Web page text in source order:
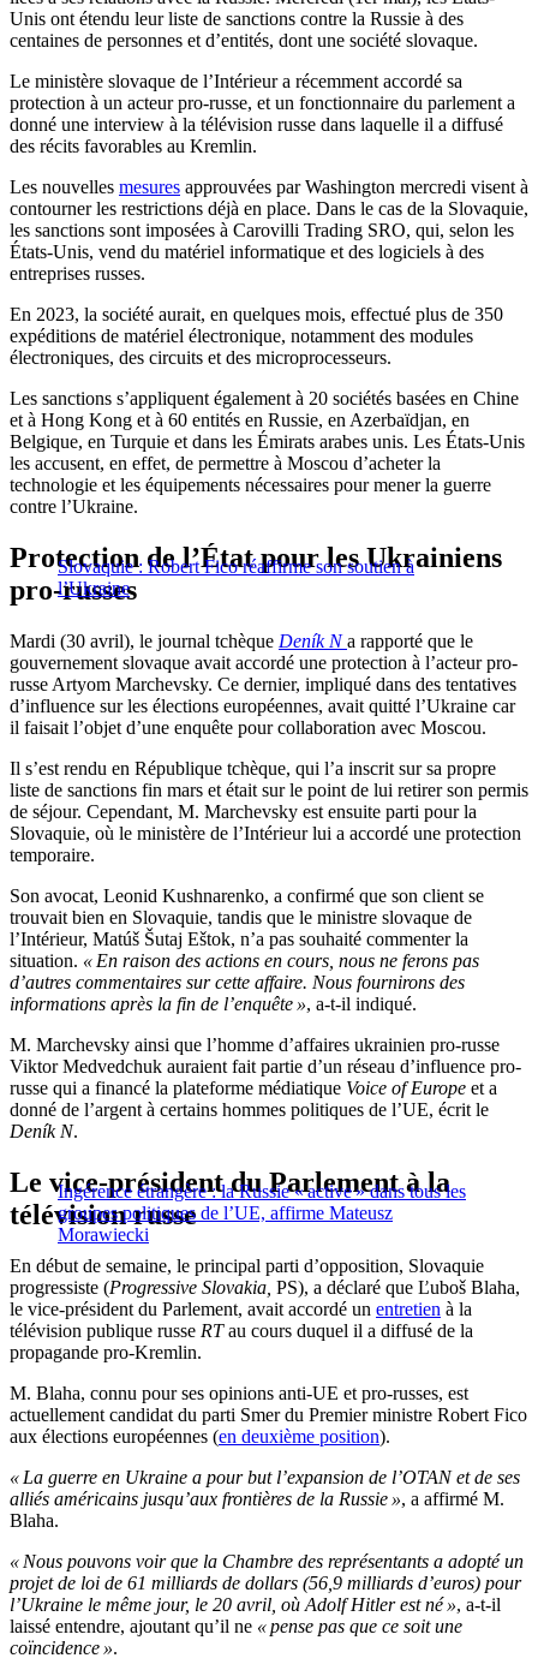
Unis ont étendu leur liste de sanctions contre la Russie à des
centaines de personnes et d’entités, dont une société slovaque.
Le ministère slovaque de l’Intérieur a récemment accordé sa
protection à un acteur pro-russe, et un fonctionnaire du parlement a
donné une interview à la télévision russe dans laquelle il a diffusé
des récits favorables au Kremlin.
Les nouvelles mesures approuvées par Washington mercredi visent à
contourner les restrictions déjà en place. Dans le cas de la Slovaquie,
les sanctions sont imposées à Carovilli Trading SRO, qui, selon les
États-Unis, vend du matériel informatique et des logiciels à des
entreprises russes.
En 2023, la société aurait, en quelques mois, effectué plus de 350
expéditions de matériel électronique, notamment des modules
électroniques, des circuits et des microprocesseurs.
Les sanctions s’appliquent également à 20 sociétés basées en Chine
et à Hong Kong et à 60 entités en Russie, en Azerbaïdjan, en
Belgique, en Turquie et dans les Émirats arabes unis. Les États-Unis
les accusent, en effet, de permettre à Moscou d’acheter la
technologie et les équipements nécessaires pour mener la guerre
contre l’Ukraine.
Slovaquie : Robert Fico réaffirme son soutien à
l’Ukraine
Protection de l’État pour les Ukrainiens
pro-russes
Mardi (30 avril), le journal tchèque Deník N a rapporté que le
gouvernement slovaque avait accordé une protection à l’acteur pro-
russe Artyom Marchevsky. Ce dernier, impliqué dans des tentatives
d’influence sur les élections européennes, avait quitté l’Ukraine car
il faisait l’objet d’une enquête pour collaboration avec Moscou.
Il s’est rendu en République tchèque, qui l’a inscrit sur sa propre
liste de sanctions fin mars et était sur le point de lui retirer son permis
de séjour. Cependant, M. Marchevsky est ensuite parti pour la
Slovaquie, où le ministère de l’Intérieur lui a accordé une protection
temporaire.
Son avocat, Leonid Kushnarenko, a confirmé que son client se
trouvait bien en Slovaquie, tandis que le ministre slovaque de
l’Intérieur, Matúš Šutaj Eštok, n’a pas souhaité commenter la
situation. « En raison des actions en cours, nous ne ferons pas
d’autres commentaires sur cette affaire. Nous fournirons des
informations après la fin de l’enquête », a-t-il indiqué.
M. Marchevsky ainsi que l’homme d’affaires ukrainien pro-russe
Viktor Medvedchuk auraient fait partie d’un réseau d’influence pro-
russe qui a financé la plateforme médiatique Voice of Europe et a
donné de l’argent à certains hommes politiques de l’UE, écrit le
Deník N.
Ingérence étrangère : la Russie « active » dans tous les
groupes politiques de l’UE, affirme Mateusz
Morawiecki
Le vice-président du Parlement à la
télévision russe
En début de semaine, le principal parti d’opposition, Slovaquie
progressiste (Progressive Slovakia, PS), a déclaré que Ľuboš Blaha,
le vice-président du Parlement, avait accordé un entretien à la
télévision publique russe RTau cours duquel il a diffusé de la
propagande pro-Kremlin.
M. Blaha, connu pour ses opinions anti-UE et pro-russes, est
actuellement candidat du parti Smer du Premier ministre Robert Fico
aux élections européennes (en deuxième position).
« La guerre en Ukraine a pour but l’expansion de l’OTAN et de ses
alliés américains jusqu’aux frontières de la Russie », a affirmé M.
Blaha.
« Nous pouvons voir que la Chambre des représentants a adopté un
projet de loi de 61 milliards de dollars (56,9 milliards d’euros) pour
l’Ukraine le même jour, le 20 avril, où Adolf Hitler est né », a-t-il
laissé entendre, ajoutant qu’il ne « pense pas que ce soit une
coïncidence ».